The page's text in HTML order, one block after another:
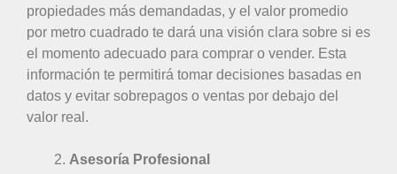
propiedades más demandadas, y el valor promedio
por metro cuadrado te dará una visión clara sobre si es
el momento adecuado para comprar o vender. Esta
información te permitirá tomar decisiones basadas en
datos y evitar sobrepagos o ventas por debajo del
valor real.
Asesoría Profesional